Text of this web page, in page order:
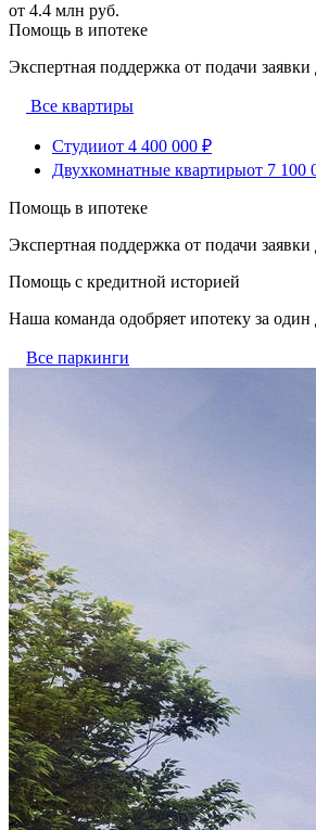
от 4.4 млн руб.
Помощь в ипотеке
Экспертная поддержка от подачи
Все квартиры
Студииот 4 400 000 ₽
Двухкомнатные квартирыот 7 100
Помощь в ипотеке
Экспертная поддержка от подачи
Помощь с кредитной историей
Наша команда одобряет ипотеку за один
Все паркинги